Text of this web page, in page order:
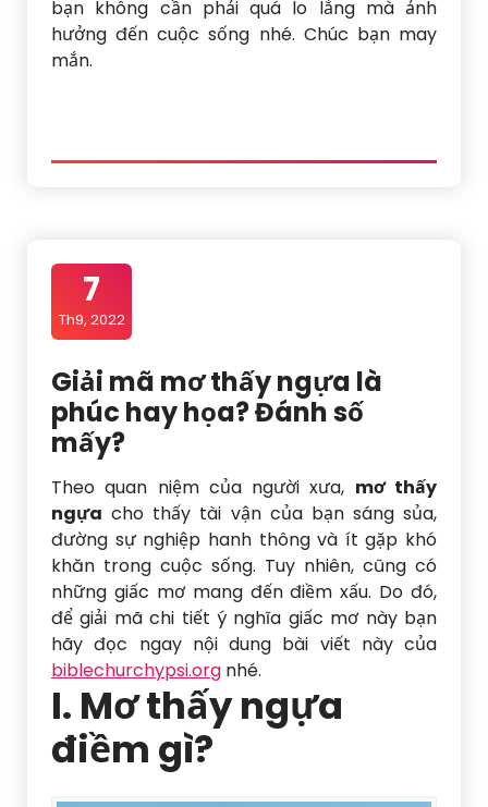
bạn không cần phải quá lo lắng mà ảnh
hưởng đến cuộc sống nhé. Chúc bạn may
mắn.
7
Th9, 2022
Giải mã mơ thấy ngựa là
phúc hay họa? Đánh số
mấy?
Theo quan niệm của người xưa, mơ thấy
ngựa cho thấy tài vận của bạn sáng sủa,
đường sự nghiệp hanh thông và ít gặp khó
khăn trong cuộc sống. Tuy nhiên, cũng có
những giấc mơ mang đến điềm xấu. Do đó,
để giải mã chi tiết ý nghĩa giấc mơ này bạn
hãy đọc ngay nội dung bài viết này của
biblechurchypsi.org nhé.
I. Mơ thấy ngựa
điềm gì?